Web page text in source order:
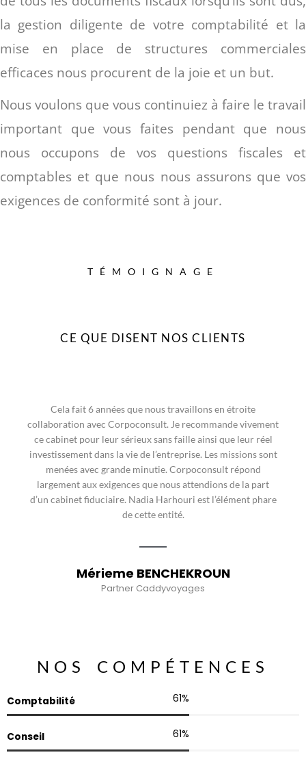
la gestion diligente de votre comptabilité et la
mise en place de structures commerciales
efficaces nous procurent de la joie et un but.
Nous voulons que vous continuiez à faire le travail
important que vous faites pendant que nous
nous occupons de vos questions fiscales et
comptables et que nous nous assurons que vos
exigences de conformité sont à jour.
TÉMOIGNAGE
CE QUE DISENT NOS CLIENTS
Cela fait 6 années que nous travaillons en étroite
collaboration avec Corpoconsult. Je recommande vivement
ce cabinet pour leur sérieux sans faille ainsi que leur réel
investissement dans la vie de l’entreprise. Les missions sont
menées avec grande minutie. Corpoconsult répond
largement aux exigences que nous attendions de la part
d’un cabinet fiduciaire. Nadia Harhouri est l’élément phare
de cette entité.
Mérieme BENCHEKROUN
Partner Caddyvoyages
NOS COMPÉTENCES
Comptabilité
Conseil